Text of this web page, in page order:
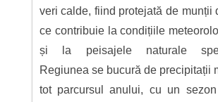
veri calde, fiind protejată de munții
ce contribuie la condițiile
și la peisajele naturale
Regiunea se bucură de precipitații
tot parcursul anului, cu un